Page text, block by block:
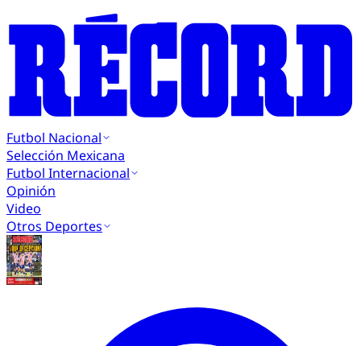
Futbol Nacional
Selección Mexicana
Futbol Internacional
Opinión
Video
Otros Deportes